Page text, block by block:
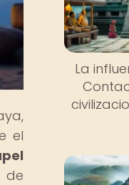
el
de
La